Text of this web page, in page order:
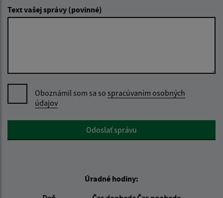
Text vašej správy (povinné)
Oboznámil som sa so spracúvaním osobných
údajov
Google reCaptcha ResponseOdoslať správu
Úradné hodiny: